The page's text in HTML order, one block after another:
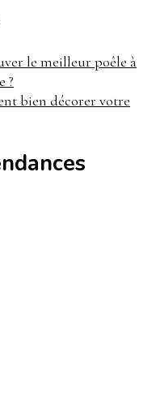
le meilleur poêle à
?
bien décorer votre